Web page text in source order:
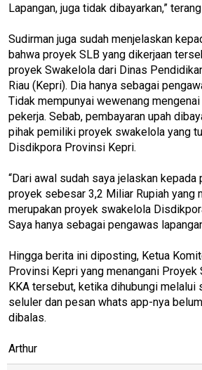
Lapangan, juga tidak dibayarkan,”
Sudirman juga sudah menjelaskan
bahwa proyek SLB yang dikerjaan
proyek Swakelola dari Dinas
Riau (Kepri). Dia hanya sebagai
Tidak mempunyai wewenang
pekerja. Sebab, pembayaran upah
pihak pemiliki proyek swakelola yang
Disdikpora Provinsi Kepri.
“Dari awal sudah saya jelaskan kepada
proyek sebesar 3,2 Miliar Rupiah yang
merupakan proyek swakelola
Saya hanya sebagai pengawas
Hingga berita ini diposting, Ketua
Provinsi Kepri yang menangani Proyek
KKA tersebut, ketika dihubungi melalui
seluler dan pesan whats app-nya
dibalas.
Arthur